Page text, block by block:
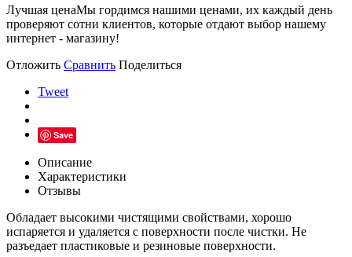
Лучшая ценаМы гордимся нашими ценами, их каждый день
проверяют сотни клиентов, которые отдают выбор нашему
интернет - магазину!
Отложить Сравнить Поделиться
Tweet
Save
Описание
Характеристики
Отзывы
Обладает высокими чистящими свойствами, хорошо
испаряется и удаляется с поверхности после чистки. Не
разъедает пластиковые и резиновые поверхности.